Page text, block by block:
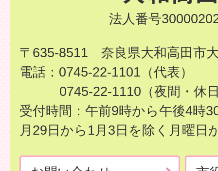
法人番号
〒635-8511 奈良県大和高田市
電話：0745-22-1101（代表）
0745-22-1110（夜間・休
受付時間：午前9時から午後4時
月29日から1月3日を除く月曜日